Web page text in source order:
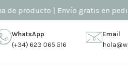
| Envío gratis en pedidos
WhatsApp
(+34) 623 065 516
Email